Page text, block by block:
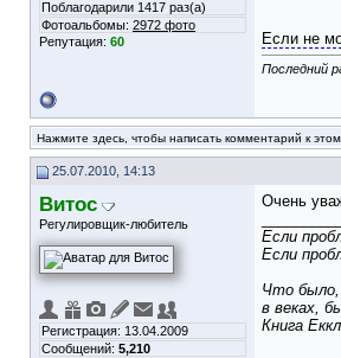
Поблагодарили 1417 раз(а)
Фотоальбомы: 2972 фото
Репутация: 60 Если не
Последний
Нажмите здесь, чтобы написать комментарий к
25.07.2010, 14:13
Витос
Регулировщик-любитель
Регистрация: 13.04.2009
Сообщений: 5,210
Очень
Если
Если
Что было,
в веках,
Книга